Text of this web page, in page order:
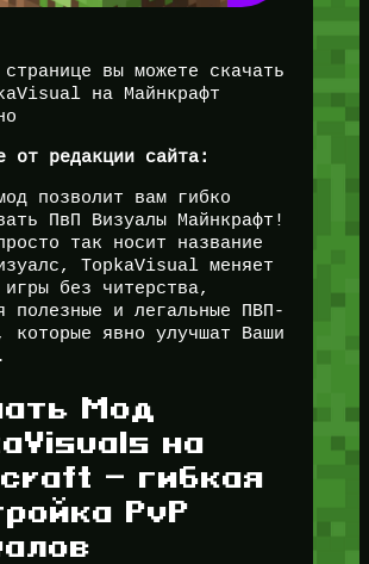
вы можете скачать
на Майнкрафт
от редакции сайта:
позволит вам гибко
ПвП Визуалы Майнкрафт!
так носит название
TopkaVisual меняет
игры без читерства,
полезные и легальные ПВП-
которые явно улучшат Ваши
Мод
на
— гибкая
PvP